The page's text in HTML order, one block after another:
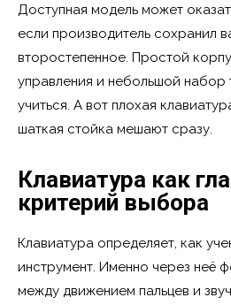
Доступная модель может
если производитель сохранил
второстепенное. Простой
управления и небольшой
учиться. А вот плохая
шаткая стойка мешают сразу.
Клавиатура как
критерий выбора
Клавиатура определяет, как
инструмент. Именно через неё
между движением пальцев и